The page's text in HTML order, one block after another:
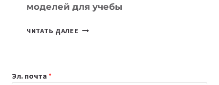
моделей для учебы
ЧИТАТЬ ДАЛЕЕ КАКОЙ
Эл. почта *